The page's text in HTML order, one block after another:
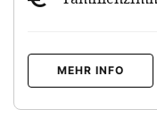
MEHR INFO